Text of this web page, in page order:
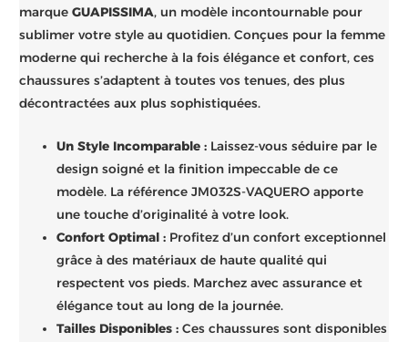
marqueGUAPISSIMA, un modèle incontournable pour
sublimer votre style au quotidien. Conçues pour la femme
moderne qui recherche à la fois élégance et confort, ces
chaussures s’adaptent à toutes vos tenues, des plus
décontractées aux plus sophistiquées.
Un Style Incomparable : Laissez-vous séduire par le
design soigné et la finition impeccable de ce
modèle. La référence JM032S-VAQUERO apporte
une touche d’originalité à votre look.
Confort Optimal : Profitez d’un confort exceptionnel
grâce à des matériaux de haute qualité qui
respectent vos pieds. Marchez avec assurance et
élégance tout au long de la journée.
Tailles Disponibles : Ces chaussures sont disponibles